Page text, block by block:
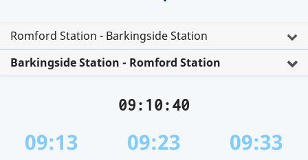
Romford Station - Barkingside Station
Barkingside Station - Romford Station
09:10:40
09:13 09:23 09:33